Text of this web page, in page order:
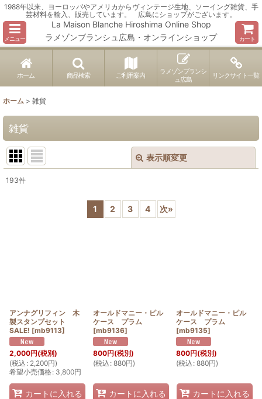
1988年以来、ヨーロッパやアメリカからヴィンテージ生地、ソーイング雑貨、手
芸材料を輸入、販売しています。 広島にショップがございます。
メニュー
La Maison Blanche Hiroshima Online Shop
ラメゾンブランシュ広島・オンラインショップ
カート
ホーム 商品検索 ご利用案内
ラメゾンブランシ
ュ広島
リンクサイト一覧
ホーム > 雑貨
雑貨
表示順変更
193件
1 2 3 4 次»
アンナグリフィン 木
製スタンプセット
SALE! [mb9113]
2,000円(税別)
(税込 : 2,200円)
希望小売価格: 3,800円
カートに入れる
オールドマニー・ピル
ケース プラム
[mb9136]
800円(税別)
(税込 : 880円)
カートに入れる
オールドマニー・ピル
ケース プラム
[mb9135]
800円(税別)
(税込 : 880円)
カートに入れる